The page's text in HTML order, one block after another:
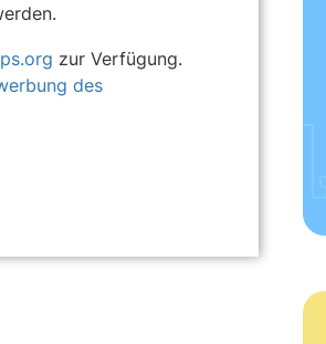
zur Verfügung.
des